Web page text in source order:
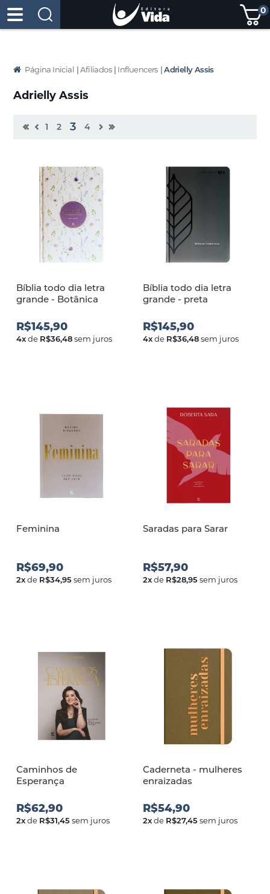
0
Página Inicial | Afiliados | Influencers | Adrielly Assis
Adrielly Assis
1 2 3 4
Bíblia todo dia letra
grande - Botânica
R$145,90
4xde R$36,48sem juros
Bíblia todo dia letra
grande - preta
R$145,90
4xde R$36,48sem juros
Feminina
R$69,90
2xde R$34,95sem juros
Saradas para Sarar
R$57,90
2xde R$28,95sem juros
Caminhos de
Esperança
R$62,90
2xde R$31,45sem juros
Caderneta - mulheres
enraizadas
R$54,90
2xde R$27,45sem juros